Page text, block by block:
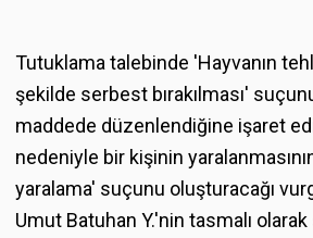
Tutuklama talebinde 'Hayvanın
şekilde serbest bırakılması'
maddede düzenlendiğine işaret
nedeniyle bir kişinin
yaralama' suçunu oluşturacağı
Umut Batuhan Y.'nin tasmalı